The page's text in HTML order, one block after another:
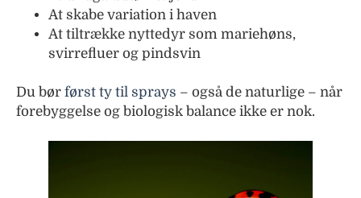
At skabe variation i haven
At tiltrække nyttedyr som mariehøns,
svirrefluer og pindsvin
Du bør først ty til sprays – også de naturlige – når
forebyggelse og biologisk balance ikke er nok.